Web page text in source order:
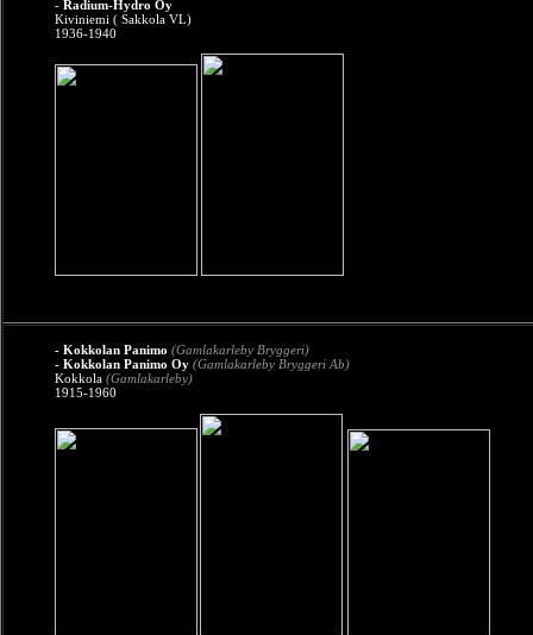
- Radium-Hydro Oy
Kiviniemi ( Sakkola VL)
1936-1940
- Kokkolan Panimo (Gamlakarleby Bryggeri)
- Kokkolan Panimo Oy (Gamlakarleby Bryggeri Ab)
Kokkola (Gamlakarleby)
1915-1960